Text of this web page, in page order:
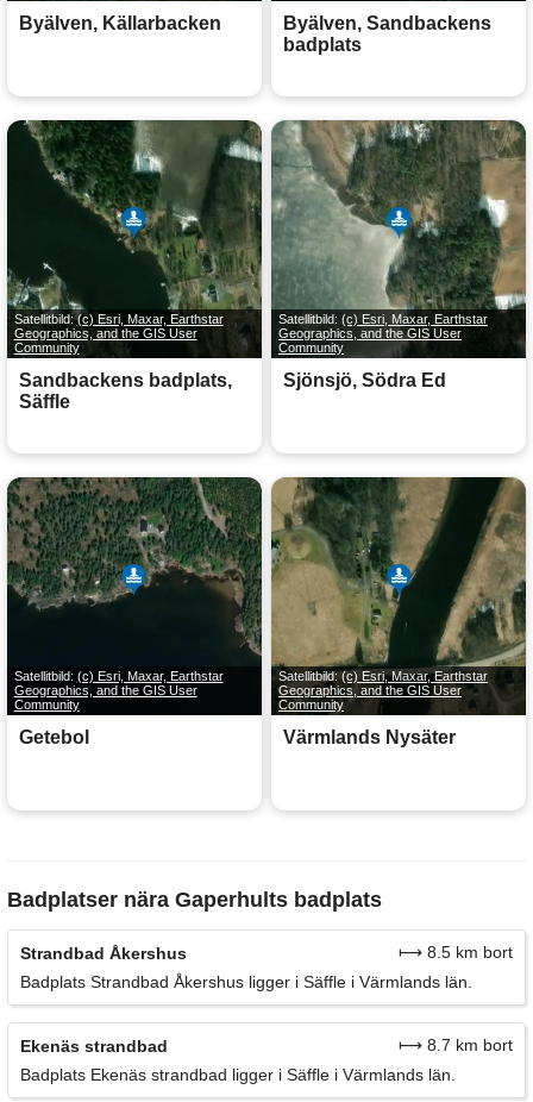
Byälven, Källarbacken
Byälven, Sandbackens
badplats
Satellitbild:(c) Esri, Maxar, Earthstar
Geographics, and the GIS User
Community
Sandbackens badplats,
Säffle
Satellitbild: (c) Esri, Maxar, Earthstar
Geographics, and the GIS User
Community
Sjönsjö, Södra Ed
Satellitbild: (c) Esri, Maxar, Earthstar
Geographics, and the GIS User
Community
Getebol
Satellitbild: (c) Esri, Maxar, Earthstar
Geographics, and the GIS User
Community
Värmlands Nysäter
Badplatser nära Gaperhults badplats
Strandbad Åkershus
⟼ 8.5 km bort
Badplats Strandbad Åkershus ligger i Säffle i Värmlands län.
Ekenäs strandbad
⟼ 8.7 km bort
Badplats Ekenäs strandbad ligger i Säffle i Värmlands län.